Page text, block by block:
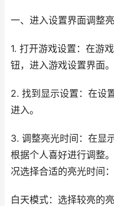
一、进入设置界面调整
1. 打开游戏设置：在游
钮，进入游戏设置界面。
2. 找到显示设置：在设
进入。
3. 调整亮光时间：在显
根据个人喜好进行调整
况选择合适的亮光时间：
白天模式：选择较亮的